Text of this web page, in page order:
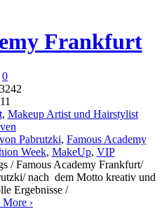
Frankfurt
0
11
, Makeup Artist und Hairstylist
Pabrutzki, Famous Academy
Week, MakeUp, VIP
Famous Academy Frankfurt/
nach dem Motto kreativ und
Ergebnisse /
More ›